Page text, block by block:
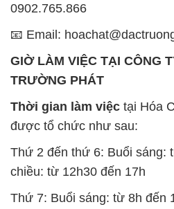
0902.765.866
📧 Email:
GIỜ LÀM VIỆC TẠI CÔNG
TRƯỜNG PHÁT
Thời gian làm việc tại Hóa
được tổ chức như sau:
Thứ 2 đến thứ 6: Buổi sáng:
chiều: từ 12h30 đến 17h
Thứ 7: Buổi sáng: từ 8h đến